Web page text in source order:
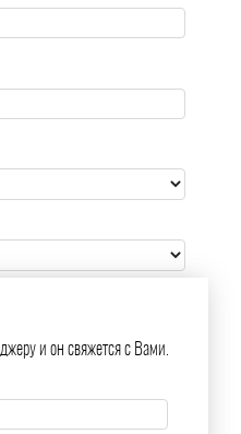
и он свяжется с Вами.